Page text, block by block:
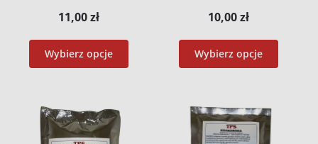
11,00zł
Wybierz opcje
10,00zł
Wybierz opcje